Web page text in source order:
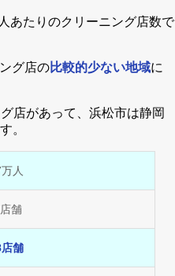
あたりのクリーニング店数で
グ店の比較的少ない地域に
店があって、浜松市は静岡
。
人
舗
舗